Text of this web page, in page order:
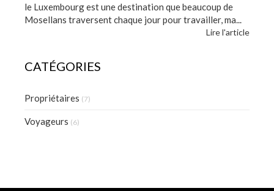
le Luxembourg est une destination que beaucoup de
Mosellans traversent chaque jour pour travailler, ma...
Lire l'article
CATÉGORIES
Propriétaires (7)
Voyageurs (6)